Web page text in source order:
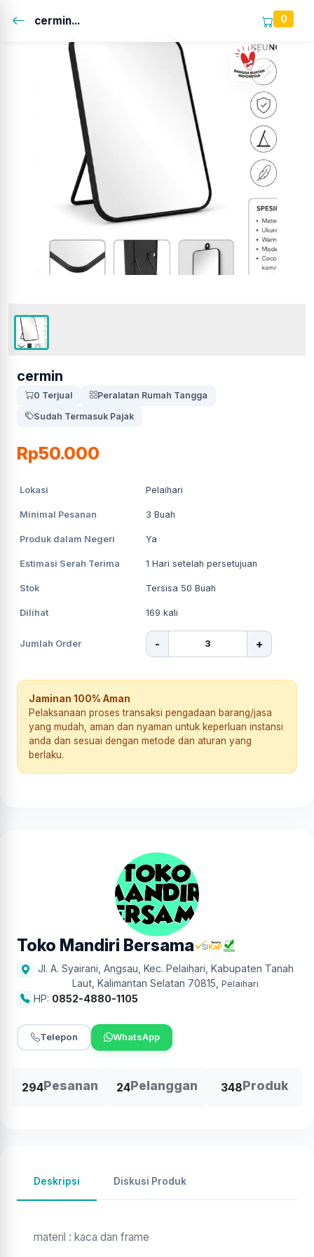
cermin... 0
cermin
0 Terjual
Peralatan Rumah Tangga
Sudah Termasuk Pajak
Rp50.000
Lokasi Pelaihari
Minimal Pesanan 3 Buah
Produk dalam Negeri Ya
Estimasi Serah Terima 1 Hari setelah persetujuan
Stok Tersisa 50 Buah
Dilihat 169 kali
Jumlah Order - +
Jaminan 100% Aman
Pelaksanaan proses transaksi pengadaan barang/jasa
yang mudah, aman dan nyaman untuk keperluan instansi
anda dan sesuai dengan metode dan aturan yang
berlaku.
Toko Mandiri Bersama
Jl. A. Syairani, Angsau, Kec. Pelaihari, Kabupaten Tanah
Laut, Kalimantan Selatan 70815 Pelaihari
HP: 0852-4880-1105
Telepon WhatsApp
294Pesanan 24Pelanggan 348Produk
Deskripsi Diskusi Produk
materil : kaca dan frame